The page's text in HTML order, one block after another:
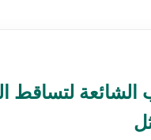
الشائعة لتساقط